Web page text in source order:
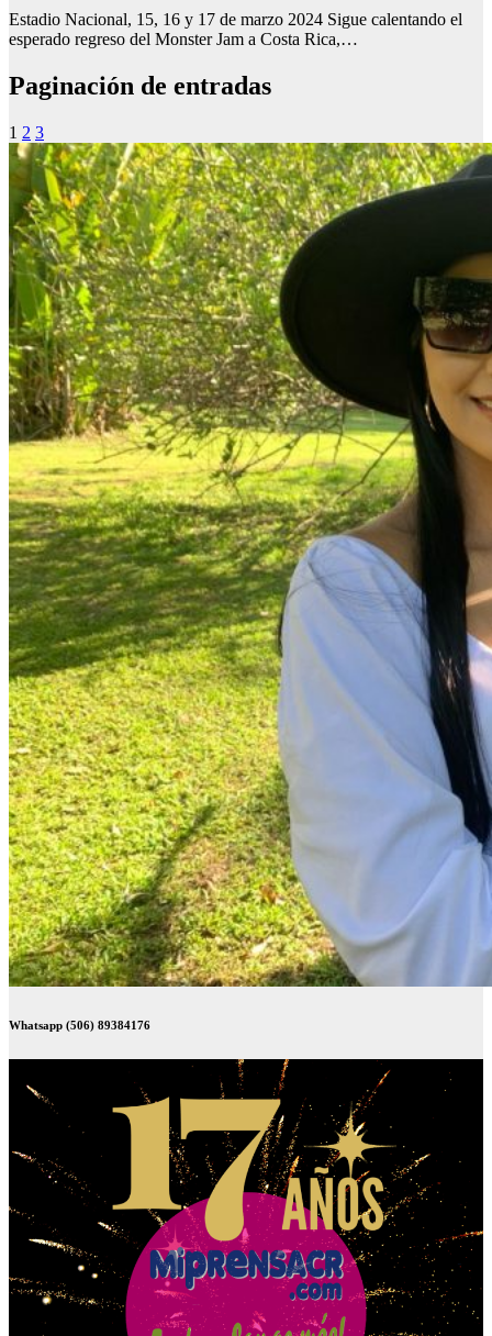
Estadio Nacional, 15, 16 y 17 de marzo 2024 Sigue calentando el
esperado regreso del Monster Jam a Costa Rica,…
Paginación de entradas
1 2 3
Whatsapp (506) 89384176